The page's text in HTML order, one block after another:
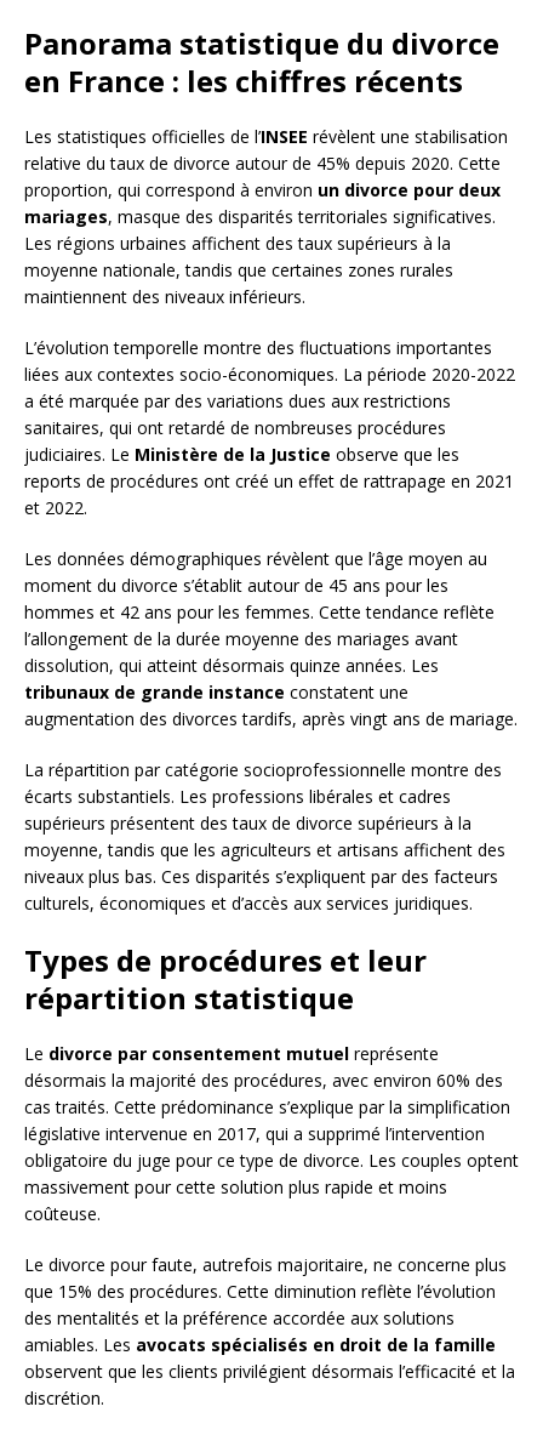
Panorama statistique du divorce
en France : les chiffres récents
Les statistiques officielles de l’INSEE révèlent une stabilisation
relative du taux de divorce autour de 45% depuis 2020. Cette
proportion, qui correspond à environ un divorce pour deux
mariages, masque des disparités territoriales significatives.
Les régions urbaines affichent des taux supérieurs à la
moyenne nationale, tandis que certaines zones rurales
maintiennent des niveaux inférieurs.
L’évolution temporelle montre des fluctuations importantes
liées aux contextes socio-économiques. La période 2020-2022
a été marquée par des variations dues aux restrictions
sanitaires, qui ont retardé de nombreuses procédures
judiciaires. Le Ministère de la Justice observe que les
reports de procédures ont créé un effet de rattrapage en 2021
et 2022.
Les données démographiques révèlent que l’âge moyen au
moment du divorce s’établit autour de 45 ans pour les
hommes et 42 ans pour les femmes. Cette tendance reflète
l’allongement de la durée moyenne des mariages avant
dissolution, qui atteint désormais quinze années. Les
tribunaux de grande instance constatent une
augmentation des divorces tardifs, après vingt ans de mariage.
La répartition par catégorie socioprofessionnelle montre des
écarts substantiels. Les professions libérales et cadres
supérieurs présentent des taux de divorce supérieurs à la
moyenne, tandis que les agriculteurs et artisans affichent des
niveaux plus bas. Ces disparités s’expliquent par des facteurs
culturels, économiques et d’accès aux services juridiques.
Types de procédures et leur
répartition statistique
Le divorce par consentement mutuel représente
désormais la majorité des procédures, avec environ 60% des
cas traités. Cette prédominance s’explique par la simplification
législative intervenue en 2017, qui a supprimé l’intervention
obligatoire du juge pour ce type de divorce. Les couples optent
massivement pour cette solution plus rapide et moins
coûteuse.
Le divorce pour faute, autrefois majoritaire, ne concerne plus
que 15% des procédures. Cette diminution reflète l’évolution
des mentalités et la préférence accordée aux solutions
amiables. Les avocats spécialisés en droit de la famille
observent que les clients privilégient désormais l’efficacité et la
discrétion.